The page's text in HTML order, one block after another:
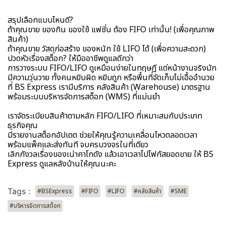
สรุปเลือกแบบไหนดี?
ถ้าคุณขาย ของกิน ของใช้ แฟชั่น ต้อง FIFO เท่านั้น! (เพื่อคุณภาพ
สินค้า)
ถ้าคุณขาย วัสดุก่อสร้าง ของหนัก ใช้ LIFO ได้ (เพื่อความสะดวก)
ปวดหัวเรื่องสต็อก? ให้มืออาชีพดูแลดีกว่า
การวางระบบ FIFO/LIFO ดูเหมือนง่ายในทฤษฎี แต่หน้างานจริงมัก
มีความวุ่นวาย ทั้งคนหยิบผิด หยิบถูก หรือพื้นที่จัดเก็บไม่เอื้ออำนวย
ที่ BS Express เรามีบริการ คลังสินค้า (Warehouse) มาตรฐาน
พร้อมระบบบริหารจัดการสต็อก (WMS) ที่แม่นยำ
เราจัดระเบียบสินค้าตามหลัก FIFO/LIFO ที่เหมาะสมกับประเภท
ธุรกิจคุณ
มีรายงานสต็อกอัปเดต ช่วยให้คุณรู้ความเคลื่อนไหวตลอดเวลา
พร้อมแพ็คและส่งทันที จบครบวงจรในที่เดียว
เลิกกังวลเรื่องของเน่าคาโกดัง แล้วเอาเวลาไปโฟกัสยอดขาย ให้ BS
Express ดูแลหลังบ้านให้คุณนะคะ
Tags : #BSExpress #FIFO #LIFO #คลังสินค้า
#SME
#บริหารจัดการสต็อก